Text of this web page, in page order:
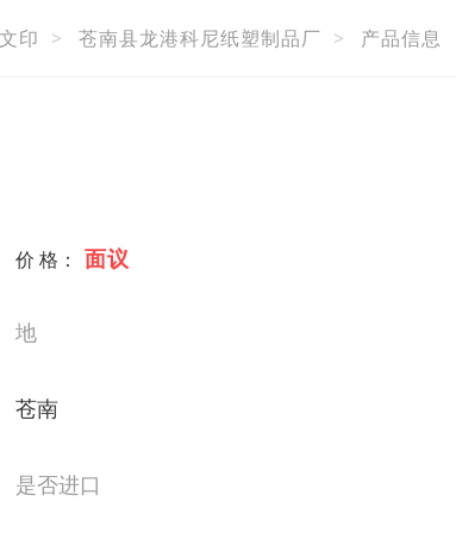
印 > 苍南县龙港科尼纸塑制品厂 > 产品信息
价 格： 面议
地
苍南
是否进口